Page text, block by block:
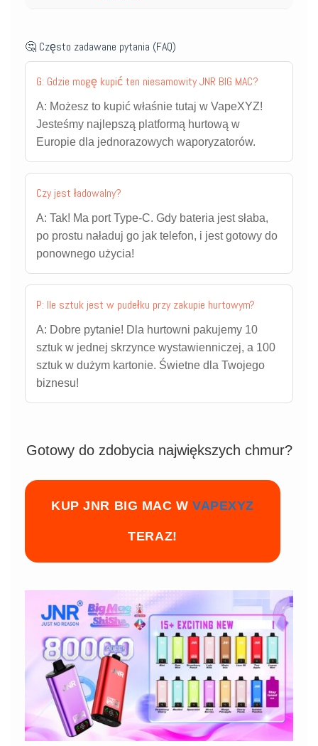
🤔 Często zadawane pytania (FAQ)
G: Gdzie mogę kupić ten niesamowity JNR BIG MAC?
A: Możesz to kupić właśnie tutaj w VapeXYZ!
Jesteśmy najlepszą platformą hurtową w
Europie dla jednorazowych waporyzatorów.
Czy jest ładowalny?
A: Tak! Ma port Type-C. Gdy bateria jest słaba,
po prostu naładuj go jak telefon, i jest gotowy do
ponownego użycia!
P: Ile sztuk jest w pudełku przy zakupie hurtowym?
A: Dobre pytanie! Dla hurtowni pakujemy 10
sztuk w jednej skrzynce wystawienniczej, a 100
sztuk w dużym kartonie. Świetne dla Twojego
biznesu!
Gotowy do zdobycia największych chmur?
KUP JNR BIG MAC W VAPEXYZ
TERAZ!